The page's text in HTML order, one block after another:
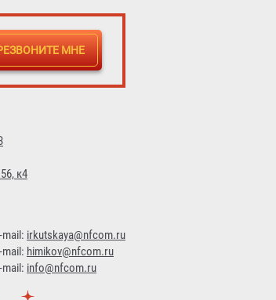
к4
irkutskaya@nfcom.ru
mail: himikov@nfcom.ru
mail: info@nfcom.ru